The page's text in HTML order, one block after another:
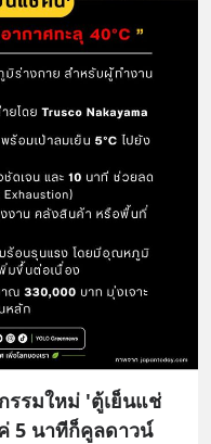
รรมใหม่ 'ตู้เย็นแช่
5 นาทีก็คูลดาวน์